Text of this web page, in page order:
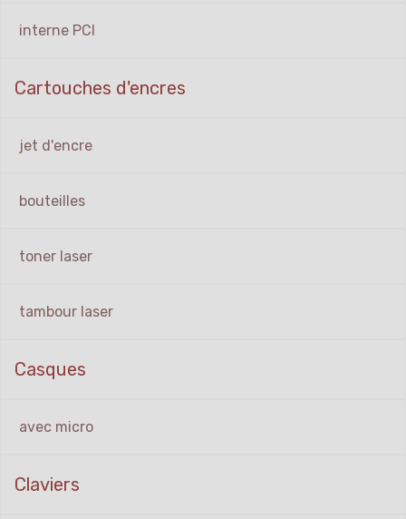
interne PCI
Cartouches d'encres
jet d'encre
bouteilles
toner laser
tambour laser
Casques
avec micro
Claviers